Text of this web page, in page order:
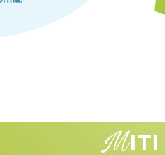
MITI